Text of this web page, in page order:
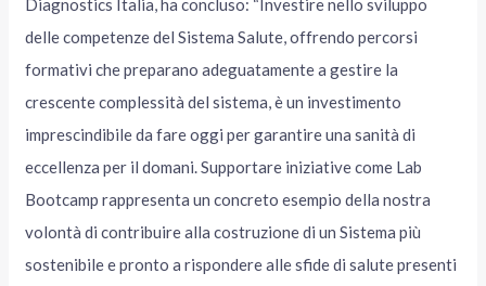
Diagnostics Italia, ha concluso: “Investire nello sviluppo
delle competenze del Sistema Salute, offrendo percorsi
formativi che preparano adeguatamente a gestire la
crescente complessità del sistema, è un investimento
imprescindibile da fare oggi per garantire una sanità di
eccellenza per il domani. Supportare iniziative come Lab
Bootcamp rappresenta un concreto esempio della nostra
volontà di contribuire alla costruzione di un Sistema più
sostenibile e pronto a rispondere alle sfide di salute presenti